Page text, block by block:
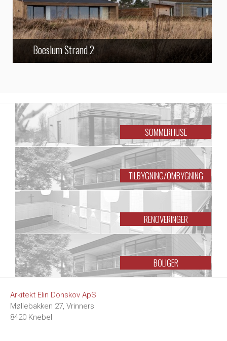
Boeslum Strand 2
SOMMERHUSE
TILBYGNING/OMBYGNING
RENOVERINGER
BOLIGER
Arkitekt Elin Donskov ApS
Møllebakken 27, Vrinners
8420 Knebel